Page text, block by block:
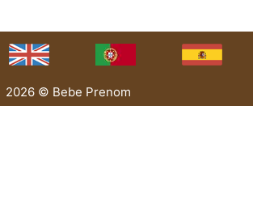
2026 © Bebe Prenom